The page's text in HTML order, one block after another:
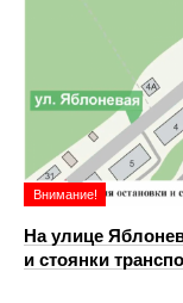
Внимание!
На улице
и стоянки